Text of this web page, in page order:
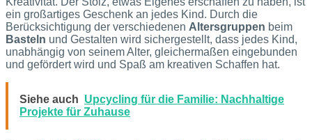
ein großartiges Geschenk an jedes Kind. Durch die
Berücksichtigung der verschiedenen Altersgruppen beim
Basteln und Gestalten wird sichergestellt, dass jedes Kind,
unabhängig von seinem Alter, gleichermaßen eingebunden
und gefördert wird und Spaß am kreativen Schaffen hat.
Siehe auch Upcycling für die Familie: Nachhaltige
Projekte für Zuhause